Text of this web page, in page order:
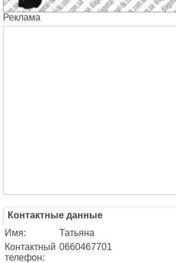
Реклама
Контактные данные
Имя:
Татьяна
Контактный
телефон:
0660467701